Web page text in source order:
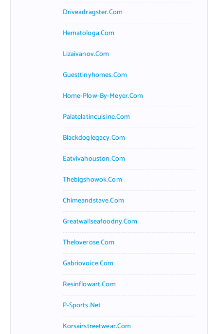
Driveadragster.com
Hematologa.com
Lizaivanov.com
Guesttinyhomes.com
Home-Plow-By-Meyer.com
Palatelatincuisine.com
Blackdoglegacy.com
Eatvivahouston.com
Thebigshowok.com
Chimeandstave.com
Greatwallseafoodny.com
Theloverose.com
Gabriovoice.com
Resinflowart.com
P-Sports.net
Korsairstreetwear.com